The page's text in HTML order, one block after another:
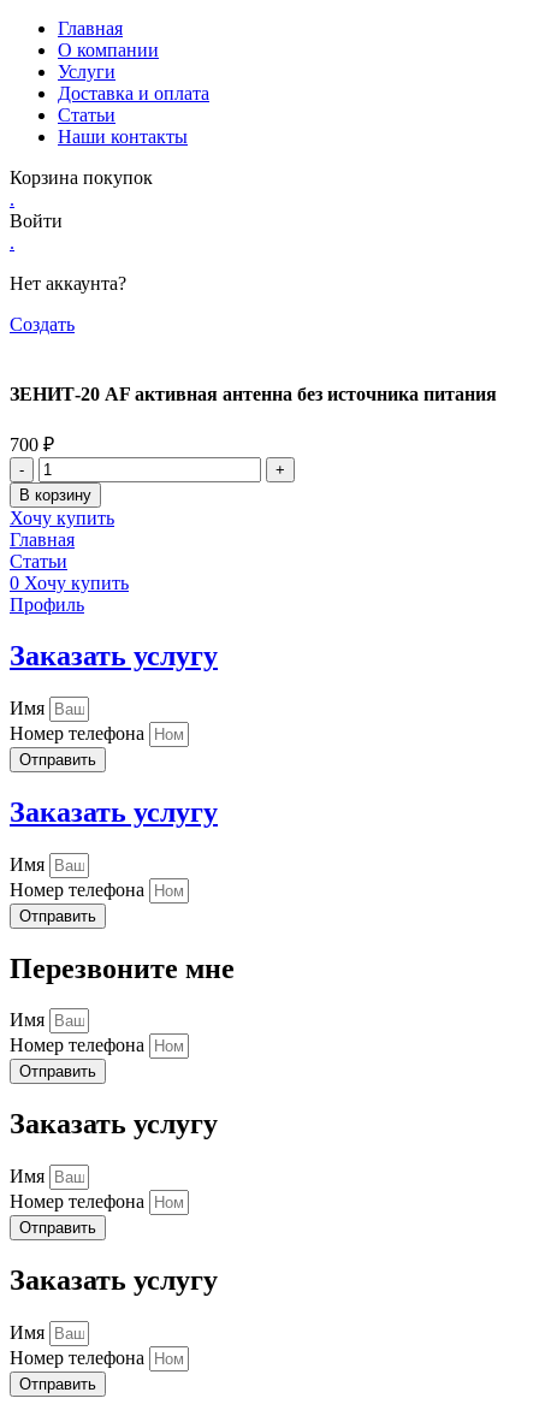
Главная
О компании
Услуги
Доставка и оплата
Статьи
Наши контакты
Корзина покупок
.
Войти
.
Нет аккаунта?
Создать
ЗЕНИТ-20 AF активная антенна без источника питания
700 ₽
Количество
товара
ЗЕНИТ-20
AF
активная
антенна
без
источника
В корзину
Хочу купить
Главная
Статьи
0 Хочу купить
Профиль
Заказать услугу
Имя
Номер телефона
Отправить
Заказать услугу
Имя
Номер телефона
Отправить
Перезвоните мне
Имя
Номер телефона
Отправить
Заказать услугу
Имя
Номер телефона
Отправить
Заказать услугу
Имя
Номер телефона
Отправить